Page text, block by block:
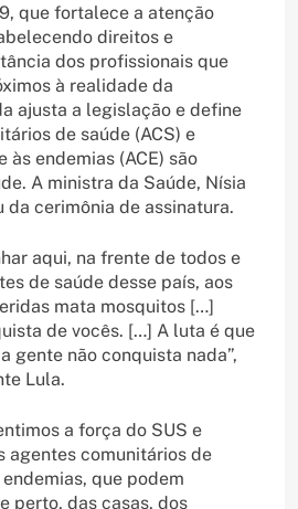
que fortalece a atenção
direitos e
dos profissionais que
à realidade da
ajusta a legislação e define
de saúde (ACS) e
endemias (ACE) são
A ministra da Saúde, Nísia
cerimônia de assinatura.
aqui, na frente de todos e
de saúde desse país, aos
mata mosquitos […]
de vocês. […] A luta é que
gente não conquista nada”,
Lula.
a força do SUS e
agentes comunitários de
que podem
perto, das casas, dos